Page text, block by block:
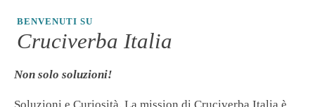
BENVENUTI SU
Cruciverba Italia
Non solo soluzioni!